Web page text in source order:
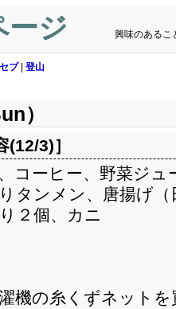
ージ 興味のあるこ
セブ| 登山
）
(12/3)］
コーヒー、野菜ジュ
タンメン、唐揚げ（
２個、カニ
機の糸くずネット